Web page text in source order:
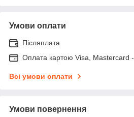
Умови оплати
Післяплата
Оплата картою Visa, Mastercard
Всі умови оплати
Умови повернення